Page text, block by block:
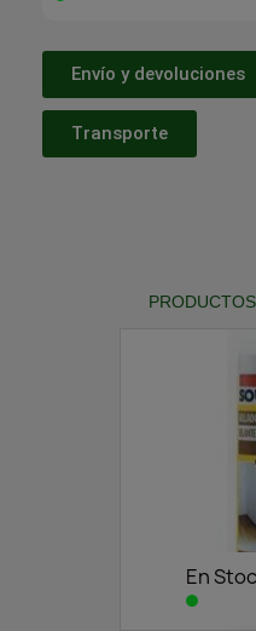
Envío y devoluciones
Transporte
En